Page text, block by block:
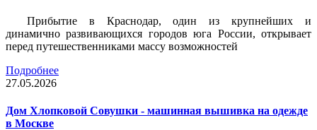
Прибытие в Краснодар, один из крупнейших и
динамично развивающихся городов юга России, открывает
перед путешественниками массу возможностей
Подробнее
27.05.2026
Дом Хлопковой Совушки - машинная вышивка на одежде
в Москве